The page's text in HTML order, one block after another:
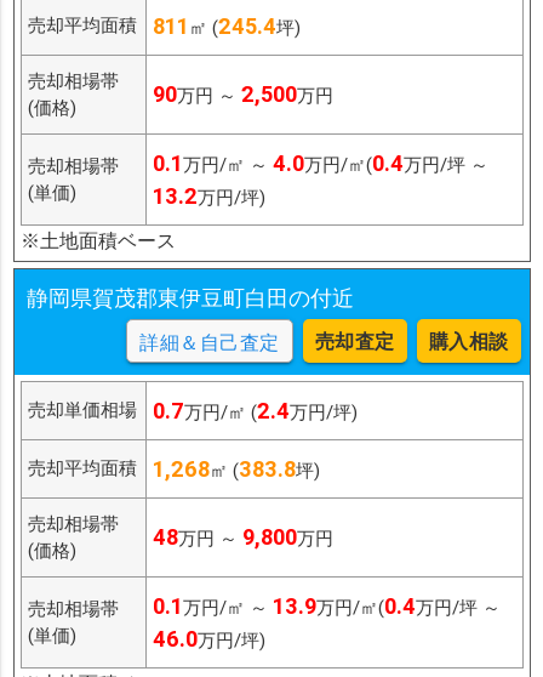
売却平均面積 811 ㎡ (245.4坪)
売却相場帯
(価格)
90万円 ～ 2,500万円
売却相場帯
(単価)
0.1万円/㎡ ～ 4.0万円/㎡(0.4万円/坪 ～
13.2万円/坪)
※土地面積ベース
静岡県賀茂郡東伊豆町白田の付近
詳細＆自己査定 売却査定 購入相談
売却単価相場 0.7万円/㎡ (2.4万円/坪)
売却平均面積 1,268㎡ (383.8坪)
売却相場帯
(価格)
48万円 ～ 9,800万円
売却相場帯
(単価)
0.1万円/㎡ ～ 13.9万円/㎡(0.4万円/坪 ～
46.0万円/坪)